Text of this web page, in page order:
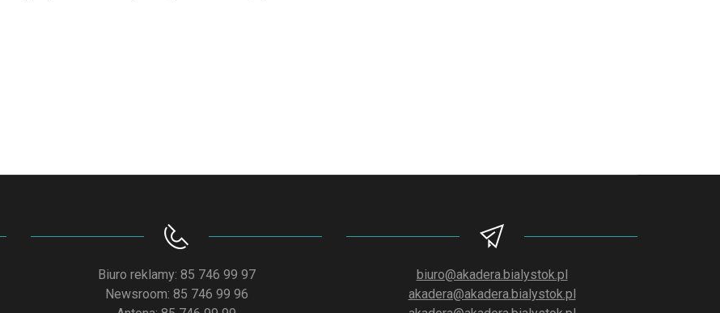
Biuro reklamy: 85 746 99 97
Newsroom: 85 746 99 96
biuro@akadera.bialystok.pl
akadera@akadera.bialystok.pl